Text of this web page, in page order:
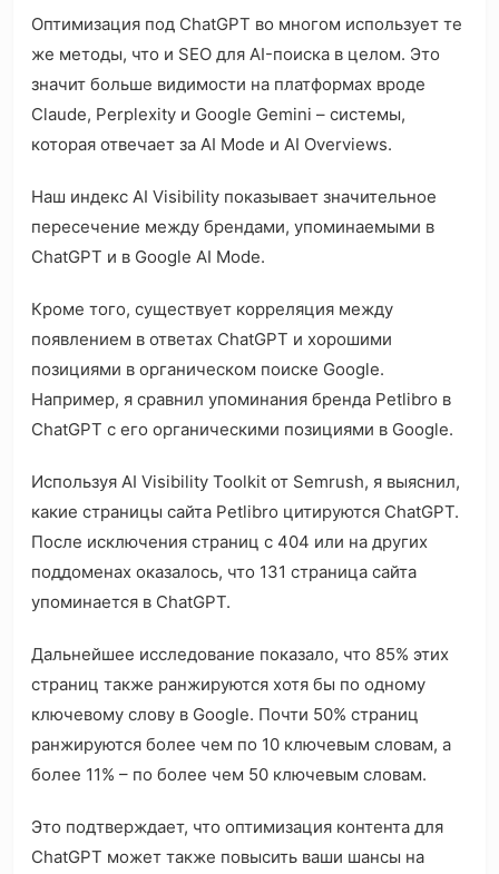
Оптимизация под ChatGPT во многом использует те
же методы, что и SEO для AI-поиска в целом. Это
значит больше видимости на платформах вроде
Claude, Perplexity и Google Gemini – системы,
которая отвечает за AI Mode и AI Overviews.
Наш индекс AI Visibility показывает значительное
пересечение между брендами, упоминаемыми в
ChatGPT и в Google AI Mode.
Кроме того, существует корреляция между
появлением в ответах ChatGPT и хорошими
позициями в органическом поиске Google.
Например, я сравнил упоминания бренда Petlibro в
ChatGPT с его органическими позициями в Google.
Используя AI Visibility Toolkit от Semrush, я выяснил,
какие страницы сайта Petlibro цитируются ChatGPT.
После исключения страниц с 404 или на других
поддоменах оказалось, что 131 страница сайта
упоминается в ChatGPT.
Дальнейшее исследование показало, что 85% этих
страниц также ранжируются хотя бы по одному
ключевому слову в Google. Почти 50% страниц
ранжируются более чем по 10 ключевым словам, а
более 11% – по более чем 50 ключевым словам.
Это подтверждает, что оптимизация контента для
ChatGPT может также повысить ваши шансы на